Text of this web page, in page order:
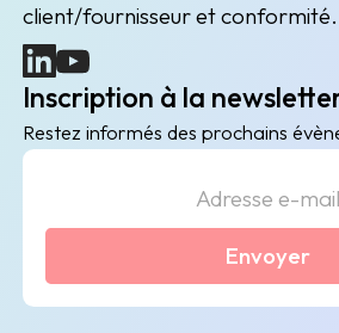
client/fournisseur et conformité.
(nouvelle fenêtre)
(nouvelle fenêtre)
Inscription à la
Restez informés des prochains
Envoyer